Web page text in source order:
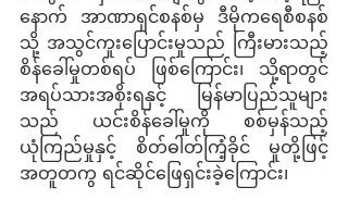
နောက် အာဏာရှင်စနစ်မှ ဒီမိုကရေစီစနစ်
သို့ အသွင်ကူးပြောင်းမှုသည် ကြီးမားသည့်
စိန်ခေါ်မှုတစ်ရပ် ဖြစ်ကြောင်း၊ သို့ရာတွင်
အရပ်သားအစိုးရနှင့် မြန်မာပြည်သူများ
သည် ယင်းစိန်ခေါ်မှုကို စစ်မှန်သည့်
ယုံကြည်မှုနှင့် စိတ်ဓါတ်ကြံ့ခိုင် မှုတို့ဖြင့်
အတူတကွ ရင်ဆိုင်ဖြေရှင်းခဲ့ကြောင်း၊